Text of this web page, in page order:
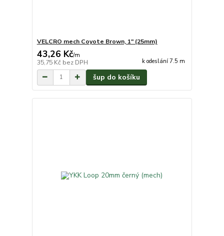
VELCRO mech Coyote Brown, 1" (25mm)
43,26 Kč/m
35,75 Kč bez DPH k odeslání 7.5 m
šup do košíku